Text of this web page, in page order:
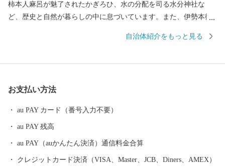
柿本人麻呂が魅了されたかぎろひ、水の分配を司る水分神社な
ど、歴史と自然が暮らしの中に息づいています。また、伊勢本街
古の旅人の思いを今も伝えています。 平成18年1月の合併によ
お願いします。
自治体紹介をもっと見る
お支払い方法
au PAY カード（番号入力不要）
au PAY 残高
au PAY（auかんたん決済）通信料金合算
クレジットカード決済（VISA、Master、JCB、Diners、AMEX）